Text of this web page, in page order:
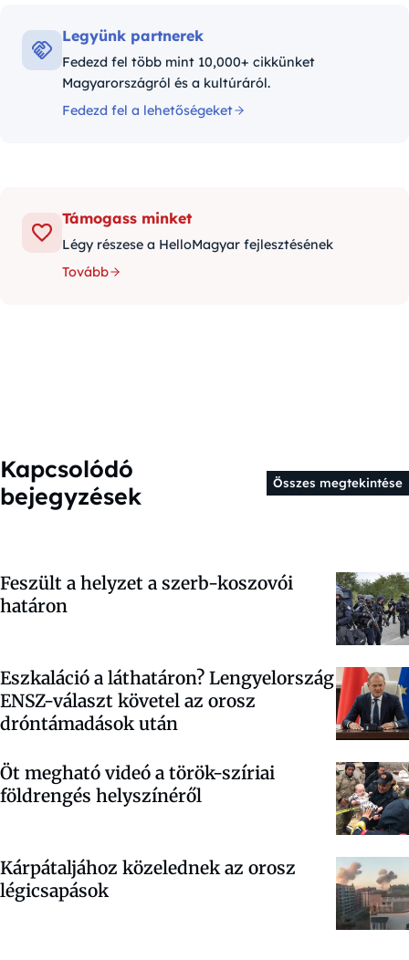
Legyünk partnerek
Fedezd fel több mint 10,000+ cikkünket
Magyarországról és a kultúráról.
Fedezd fel a lehetőségeket
Támogass minket
Légy részese a HelloMagyar fejlesztésének
Tovább
Kapcsolódó
bejegyzések
Összes megtekintése
Feszült a helyzet a szerb-koszovói
határon
Eszkaláció a láthatáron? Lengyelország
ENSZ-választ követel az orosz
dróntámadások után
Öt megható videó a török-szíriai
földrengés helyszínéről
Kárpátaljához közelednek az orosz
légicsapások